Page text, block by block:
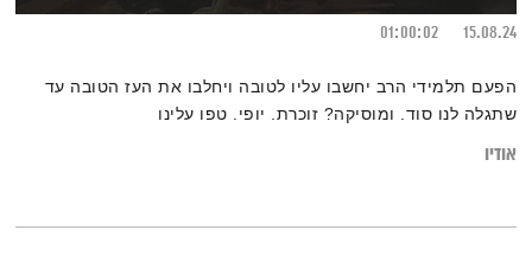
15.08.24
01:00:02
הפעם תלמידי הרב יחשבו עליו לטובה ויחלבו את העז הטובה עד
שתגלה לנו סוד. ומוסיקה? זוכרת. יופי. טפו עלינו
אודיו